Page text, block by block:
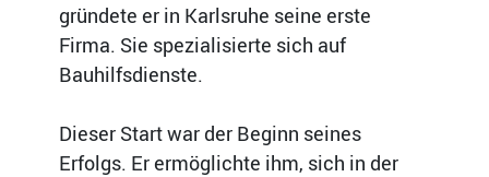
gründete er in Karlsruhe seine erste
Firma. Sie spezialisierte sich auf
Bauhilfsdienste.
Dieser Start war der Beginn seines
Erfolgs. Er ermöglichte ihm, sich in der